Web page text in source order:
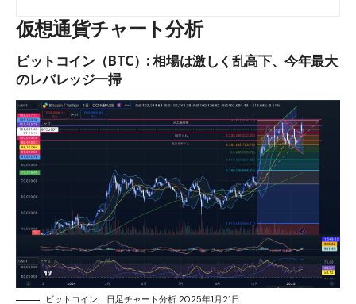
仮想通貨チャート分析
ビットコイン（BTC）: 相場は激しく乱高下、今年最大
のレバレッジ一掃
ビットコイン 日足チャート分析 2025年1月21日